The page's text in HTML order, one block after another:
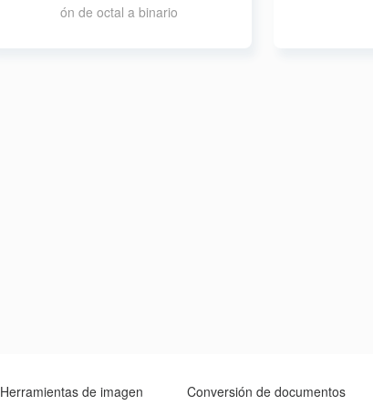
ón de octal a binario
Herramientas de imagen Conversión de documentos